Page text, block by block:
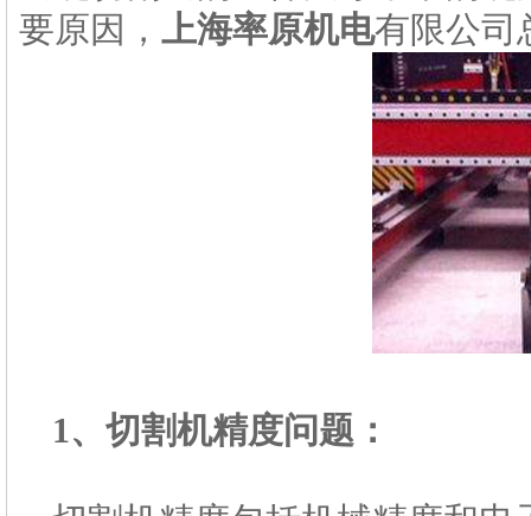
要原因， 上海率原机电有限公司
1、切割机精度问题：